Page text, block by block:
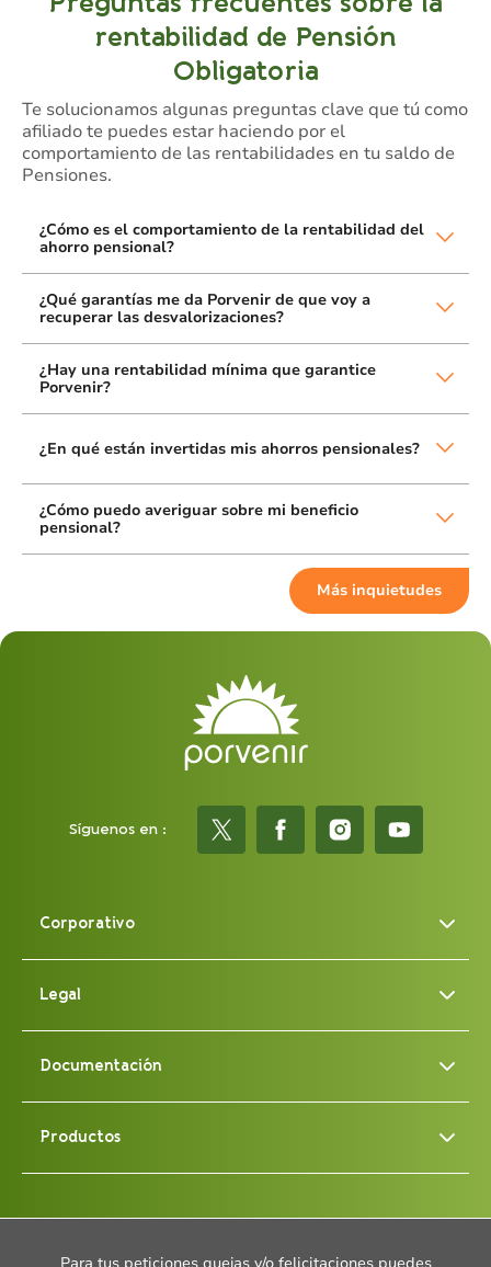
rentabilidad de Pensión
Obligatoria
Te solucionamos algunas preguntas clave que tú como
afiliado te puedes estar haciendo por el
comportamiento de las rentabilidades en tu saldo de
Pensiones.
¿Cómo es el comportamiento de la rentabilidad del
ahorro pensional?
¿Qué garantías me da Porvenir de que voy a
recuperar las desvalorizaciones?
¿Hay una rentabilidad mínima que garantice
Porvenir?
¿En qué están invertidas mis ahorros pensionales?
¿Cómo puedo averiguar sobre mi beneficio
pensional?
Más inquietudes
Síguenos en :
Corporativo
Legal
Documentación
Productos